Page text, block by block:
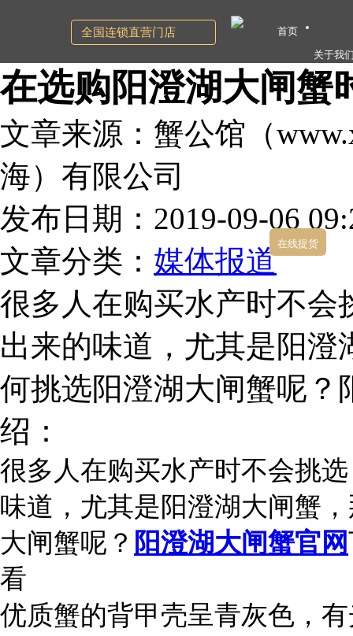
在选购阳澄湖大闸蟹
文章来源：蟹公馆（
海）有限公司
发布日期：2019-09-06
文章分类： 媒体报道
很多人在购买水产时不会
出来的味道，尤其是阳
何挑选阳澄湖大闸蟹呢？
绍：
很多人在购买水产时不会挑
味道，尤其是阳澄湖大闸蟹
大闸蟹呢？ 阳澄湖大闸蟹官网
看
优质蟹的背甲壳呈青灰色，
全国连锁直营门店
首页
关于我
在线提货